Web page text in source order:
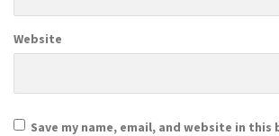
Website
Save my name, email, and website in